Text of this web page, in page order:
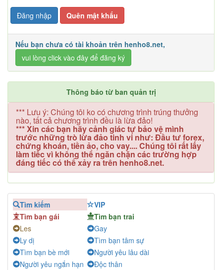
Đăng nhập Quên mật khẩu
Nếu bạn chưa có tài khoản trên henho8.net,
vui lòng click vào đây để đăng ký
Thông báo từ ban quản trị
*** Lưu ý: Chúng tôi ko có chương trình trúng thưởng
nào, tất cả chương trình đều là lừa đảo!
*** Xin các bạn hãy cảnh giác tự bảo vệ mình
trước những trò lừa đảo tinh vi như: Đầu tư forex,
chứng khoán, tiền ảo, cho vay.... Chúng tôi rất lấy
làm tiếc vì không thể ngăn chặn các trường hợp
đáng tiếc có thể xảy ra trên henho8.net.
Tìm kiếm
VIP
Tìm bạn gái
Tìm bạn trai
Les
Gay
Ly dị
Tìm bạn tâm sự
Tìm bạn bè mới
Người yêu lâu dài
Người yêu ngắn hạn
Độc thân